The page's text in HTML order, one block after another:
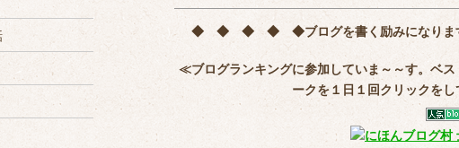
◆ ◆ ◆ ◆ ◆ブログを書く励みになり
≪ブログランキングに参加していま～～す。ベ
ークを１日１回クリックを